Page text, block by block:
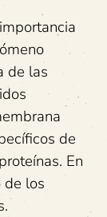
de las
de
En
los